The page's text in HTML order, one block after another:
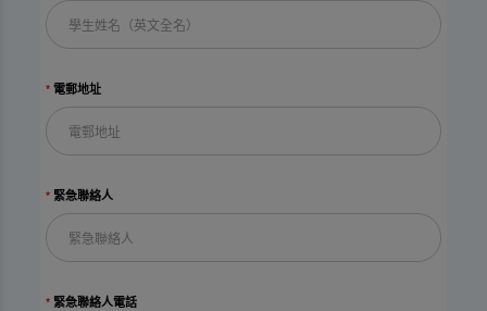
電郵地址
緊急聯絡人
緊急聯絡人電話